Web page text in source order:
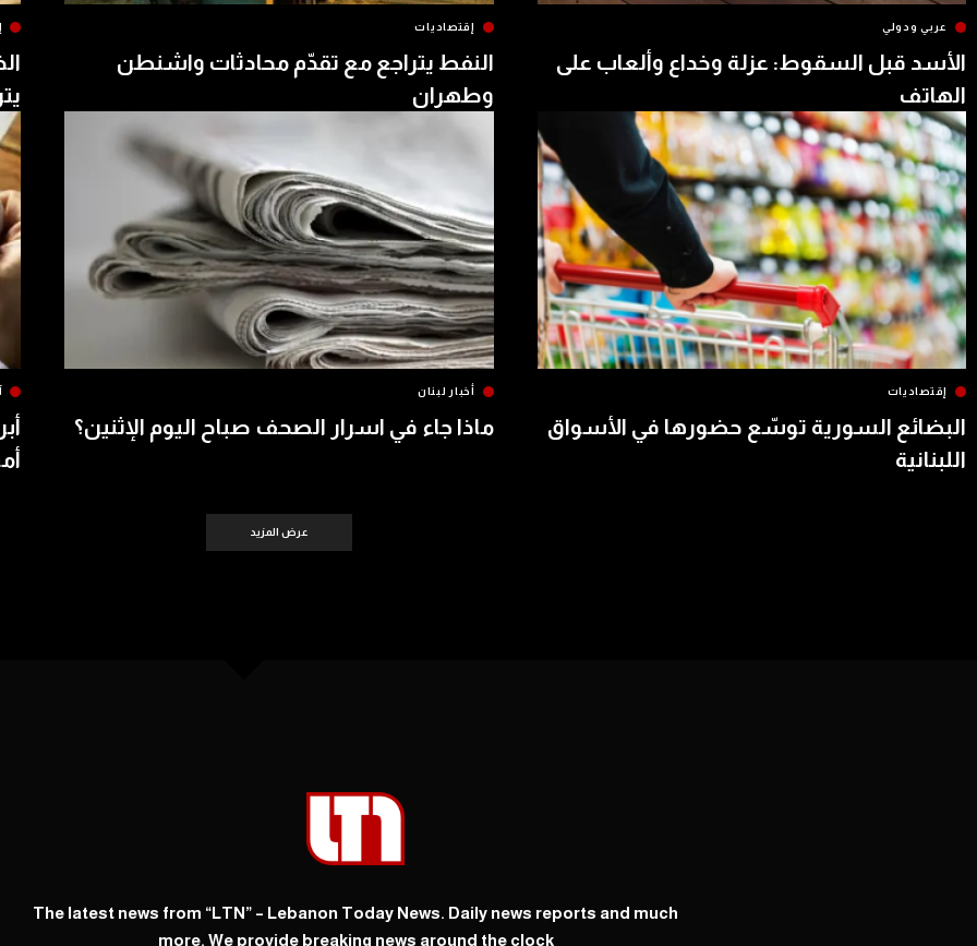
عربي ودولي
الأسد قبل السقوط: عزلة وخداع وألعاب على
الهاتف
إقتصاديات
النفط يتراجع مع تقدّم محادثات واشنطن
وطهران
إقتصاديات
البضائع السورية توسّع حضورها في الأسواق
اللبنانية
أخبار لبنان
ماذا جاء في اسرار الصحف صباح اليوم الإثنين؟
عرض المزيد
The latest news from “LTN” – Lebanon Today News. Daily news reports and much
more. We provide breaking news around the clock